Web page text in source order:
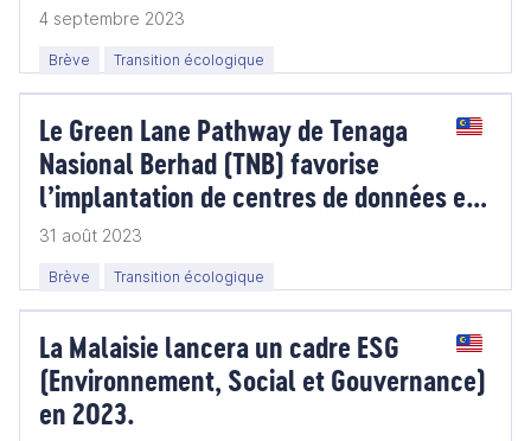
4 septembre 2023
Brève Transition écologique
Le Green Lane Pathway de Tenaga
Nasional Berhad (TNB) favorise
l’implantation de centres de données en
Malaisie.
31 août 2023
Brève Transition écologique
La Malaisie lancera un cadre ESG
(Environnement, Social et Gouvernance)
en 2023.